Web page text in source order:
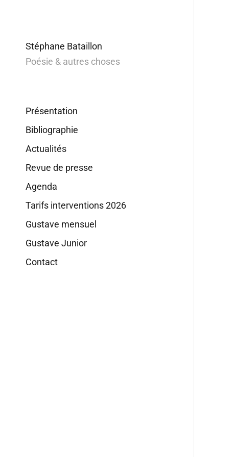
Stéphane Bataillon
Poésie & autres choses
Présentation
Bibliographie
Actualités
Revue de presse
Agenda
Tarifs interventions 2026
Gustave mensuel
Gustave Junior
Contact